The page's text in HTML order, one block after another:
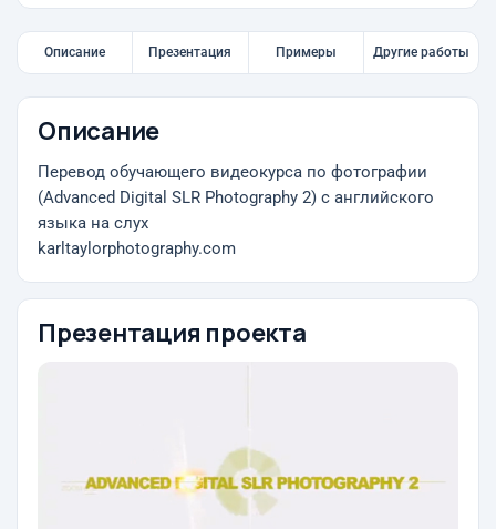
Описание Презентация Примеры Другие работы
Описание
Перевод обучающего видеокурса по фотографии
(Advanced Digital SLR Photography 2) с английского
языка на слух
karltaylorphotography.com
Презентация проекта